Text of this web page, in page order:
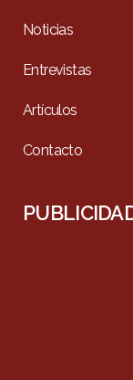
Noticias
Entrevistas
Artículos
Contacto